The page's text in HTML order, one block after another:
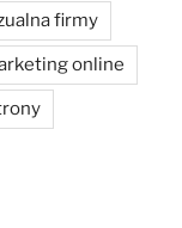
firmy
online